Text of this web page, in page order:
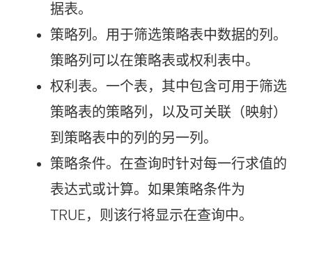
据表。
策略列。用于筛选策略表中数据的列。
策略列可以在策略表或权利表中。
权利表。一个表，其中包含可用于筛选
策略表的策略列，以及可关联（映射）
到策略表中的列的另一列。
策略条件。在查询时针对每一行求值的
表达式或计算。如果策略条件为
TRUE，则该行将显示在查询中。